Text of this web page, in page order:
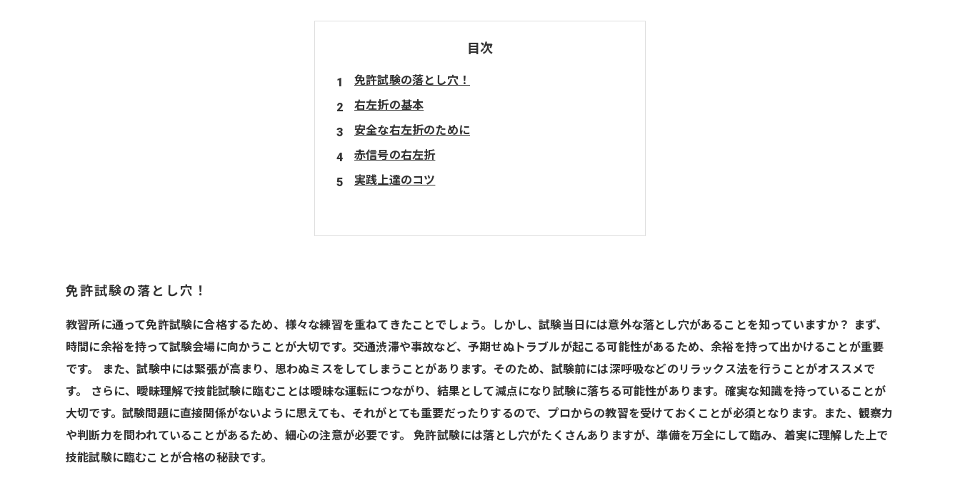
目次
免許試験の落とし穴！
右左折の基本
安全な右左折のために
赤信号の右左折
実践上達のコツ
免許試験の落とし穴！
教習所に通って免許試験に合格するため、様々な練習を重ねてきたことでしょう。しかし、試験当日には意外な落とし穴があることを知っていますか？ まず、
時間に余裕を持って試験会場に向かうことが大切です。交通渋滞や事故など、予期せぬトラブルが起こる可能性があるため、余裕を持って出かけることが重要
です。 また、試験中には緊張が高まり、思わぬミスをしてしまうことがあります。そのため、試験前には深呼吸などのリラックス法を行うことがオススメで
す。 さらに、曖昧理解で技能試験に臨むことは曖昧な運転につながり、結果として減点になり試験に落ちる可能性があります。確実な知識を持っていることが
大切です。試験問題に直接関係がないように思えても、それがとても重要だったりするので、プロからの教習を受けておくことが必須となります。また、観察力
や判断力を問われていることがあるため、細心の注意が必要です。 免許試験には落とし穴がたくさんありますが、準備を万全にして臨み、着実に理解した上で
技能試験に臨むことが合格の秘訣です。